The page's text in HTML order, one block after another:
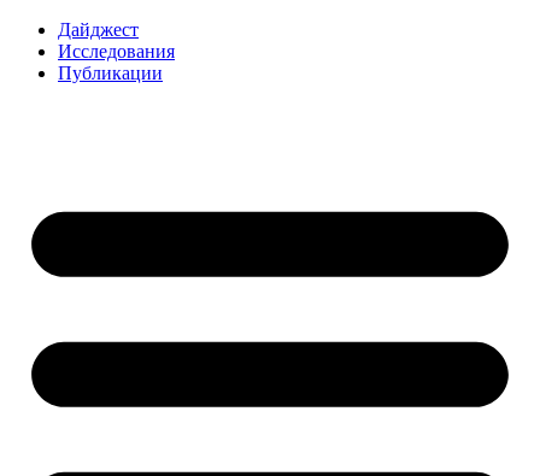
Перейти
содержимому
Дайджест
Исследования
Публикации